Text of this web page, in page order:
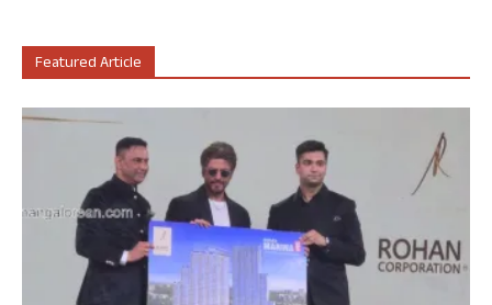
Featured Article